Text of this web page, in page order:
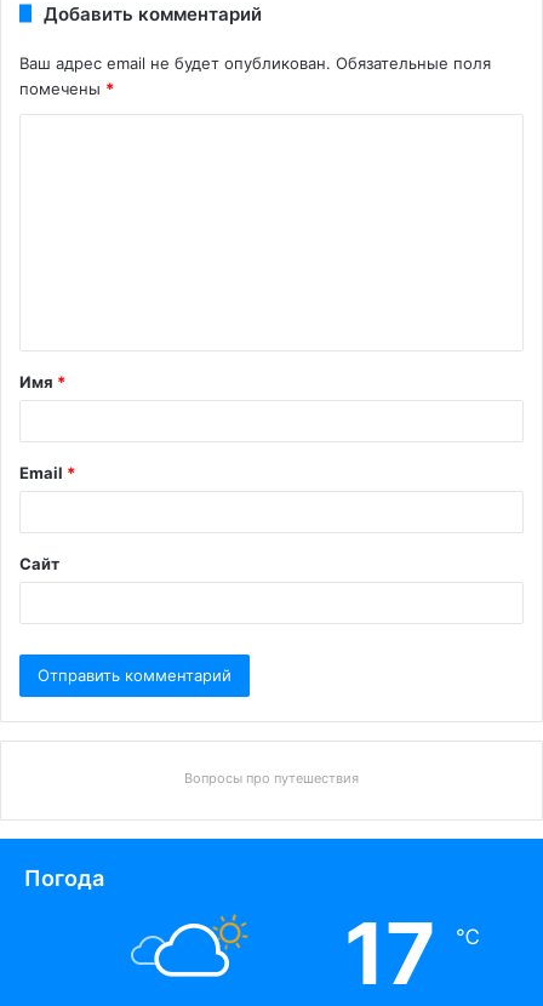
Добавить комментарий
Ваш адрес email не будет опубликован. Обязательные поля
помечены *
Имя *
Email *
Сайт
Вопросы про путешествия
Погода
17 ℃